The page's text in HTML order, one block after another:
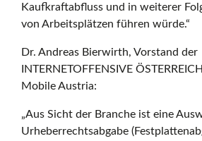
Kaufkraftabfluss und in weiterer
von Arbeitsplätzen führen würde.“
Dr. Andreas Bierwirth, Vorstand der
INTERNETOFFENSIVE
Mobile Austria:
„Aus Sicht der Branche ist eine
Urheberrechtsabgabe